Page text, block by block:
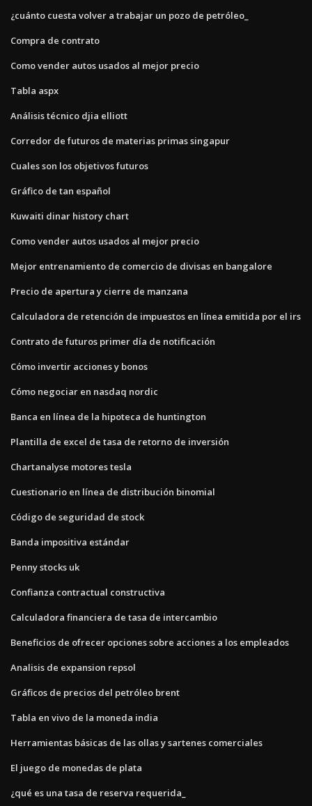
¿cuánto cuesta volver a trabajar un pozo de petróleo_
Compra de contrato
Como vender autos usados ​​al mejor precio
Tabla aspx
Análisis técnico djia elliott
Corredor de futuros de materias primas singapur
Cuales son los objetivos futuros
Gráfico de tan español
Kuwaiti dinar history chart
Como vender autos usados ​​al mejor precio
Mejor entrenamiento de comercio de divisas en bangalore
Precio de apertura y cierre de manzana
Calculadora de retención de impuestos en línea emitida por el irs
Contrato de futuros primer día de notificación
Cómo invertir acciones y bonos
Cómo negociar en nasdaq nordic
Banca en línea de la hipoteca de huntington
Plantilla de excel de tasa de retorno de inversión
Chartanalyse motores tesla
Cuestionario en línea de distribución binomial
Código de seguridad de stock
Banda impositiva estándar
Penny stocks uk
Confianza contractual constructiva
Calculadora financiera de tasa de intercambio
Beneficios de ofrecer opciones sobre acciones a los empleados
Analisis de expansion repsol
Gráficos de precios del petróleo brent
Tabla en vivo de la moneda india
Herramientas básicas de las ollas y sartenes comerciales
El juego de monedas de plata
¿qué es una tasa de reserva requerida_